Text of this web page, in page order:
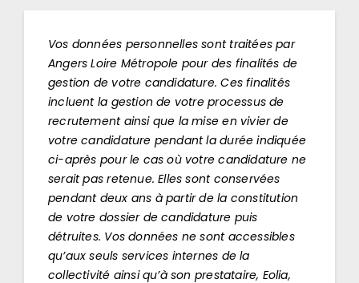
Vos données personnelles sont traitées par
Angers Loire Métropole pour des finalités de
gestion de votre candidature. Ces finalités
incluent la gestion de votre processus de
recrutement ainsi que la mise en vivier de
votre candidature pendant la durée indiquée
ci-après pour le cas où votre candidature ne
serait pas retenue. Elles sont conservées
pendant deux ans à partir de la constitution
de votre dossier de candidature puis
détruites. Vos données ne sont accessibles
qu’aux seuls services internes de la
collectivité ainsi qu’à son prestataire, Eolia,